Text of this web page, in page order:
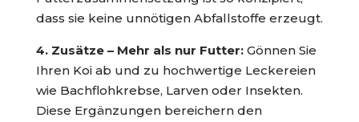
dass sie keine unnötigen Abfallstoffe erzeugt.
4. Zusätze – Mehr als nur Futter: Gönnen Sie
Ihren Koi ab und zu hochwertige Leckereien
wie Bachflohkrebse, Larven oder Insekten.
Diese Ergänzungen bereichern den